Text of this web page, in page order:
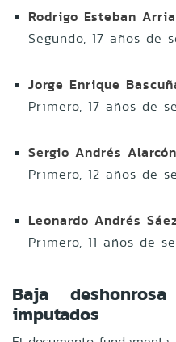
Rodrigo Esteban
Segundo, 17 años de
Jorge Enrique
Primero, 17 años de
Sergio Andrés
Primero, 12 años de
Leonardo Andrés
Primero, 11 años de
Baja
imputados